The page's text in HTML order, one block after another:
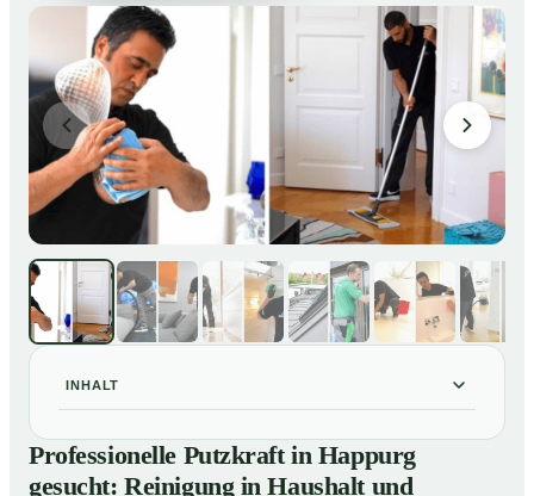
INHALT
01 Professionelle Putzkraft in Happurg gesucht:
Reinigung in Haushalt und Gewerbe
Professionelle Putzkraft in Happurg
gesucht: Reinigung in Haushalt und